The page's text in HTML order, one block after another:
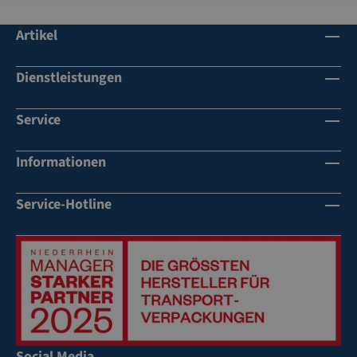
r
Artikel
Dienstleistungen
Service
Informationen
Service-Hotline